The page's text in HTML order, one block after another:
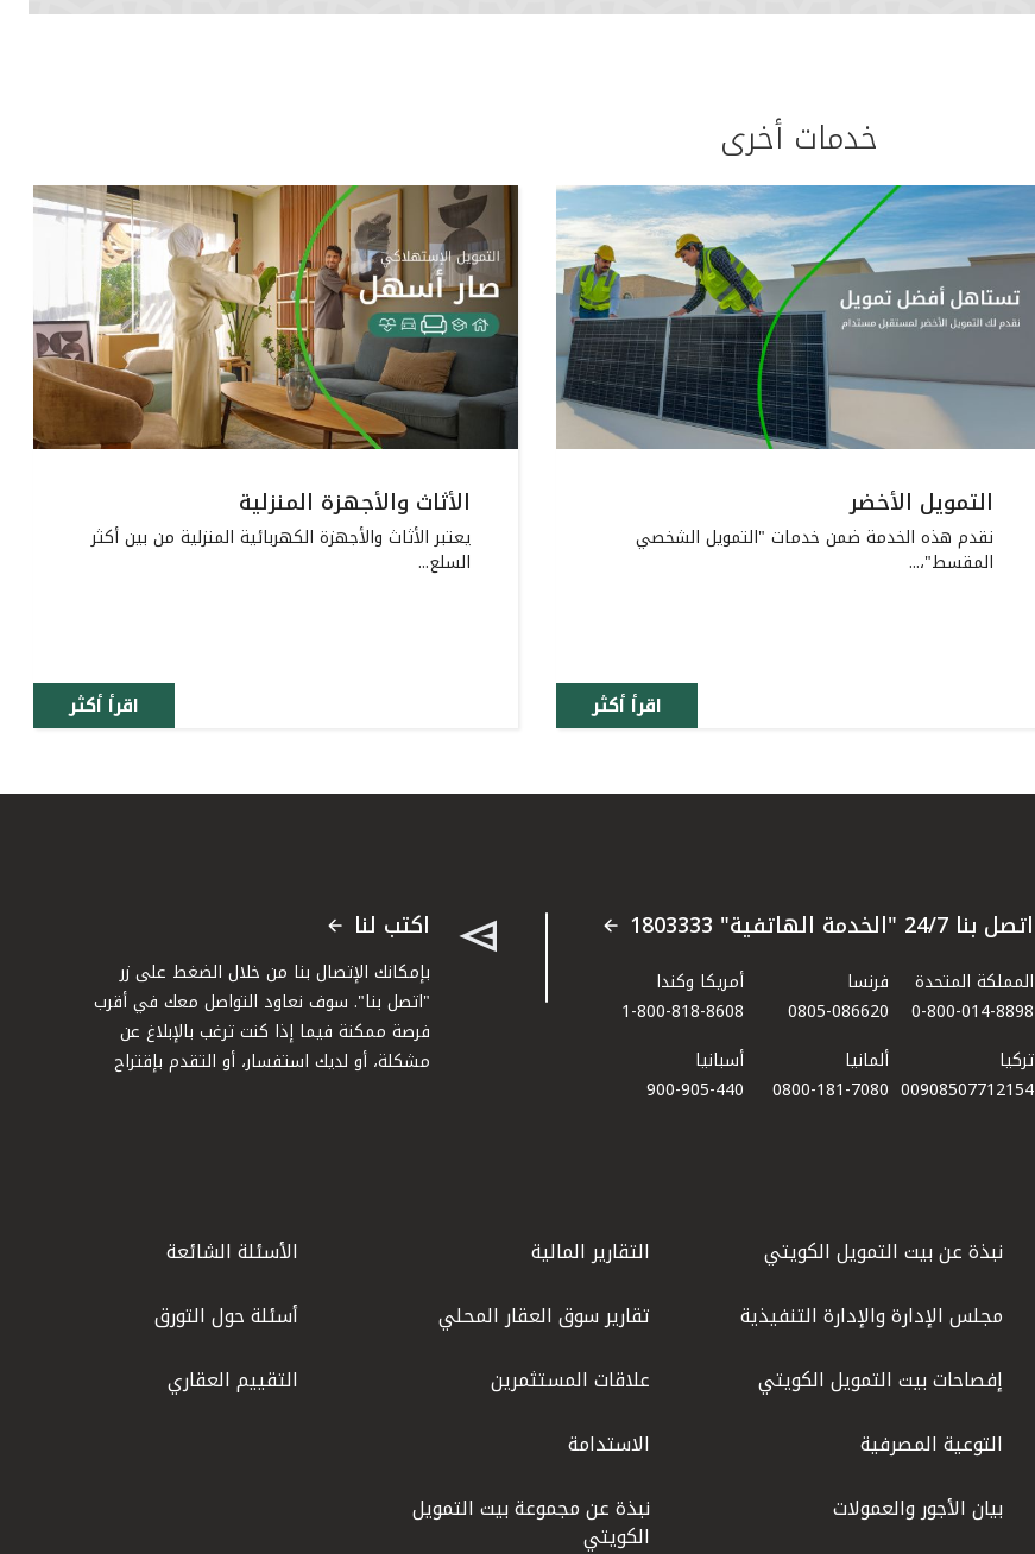
خدمات أخرى
التمويل الأخضر
نقدم هذه الخدمة ضمن خدمات "التمويل الشخصي
المقسط"،...
اقرأ أكثر
الأثاث والأجهزة المنزلية
يعتبر الأثاث والأجهزة الكهربائية المنزلية من بين أكثر
السلع...
اقرأ أكثر
اتصل بنا 24/7 "الخدمة الهاتفية" 1803333
المملكة المتحدة
0-800-014-8898
فرنسا
0805-086620
أمريكا وكندا
1-800-818-8608
تركيا
00908507712154​
ألمانيا
0800-181-7080
أسبانيا
900-905-440
اكتب لنا
بإمكانك الإتصال بنا من خلال الضغط على زر
"اتصل بنا". سوف نعاود التواصل معك في أقرب
فرصة ممكنة فيما إذا كنت ترغب بالإبلاغ عن
مشكلة، أو لديك استفسار، أو التقدم بإقتراح
نبذة عن بيت التمويل الكويتي
مجلس الإدارة والإدارة التنفيذية
إفصاحات بيت التمويل الكويتي
التوعية المصرفية
بيان الأجور والعمولات
التقارير المالية
تقارير سوق العقار المحلي
علاقات المستثمرين
الاستدامة
نبذة عن مجموعة بيت التمويل
الكويتي
الأسئلة الشائعة
أسئلة حول التورق
التقييم العقاري